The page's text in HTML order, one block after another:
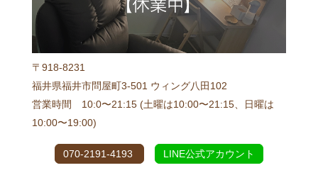
〒918-8231
福井県福井市問屋町3-501 ウィング八田102
営業時間 10:0〜21:15 (土曜は10:00〜21:15、日曜は
10:00〜19:00)
070-2191-4193 LINE公式アカウント